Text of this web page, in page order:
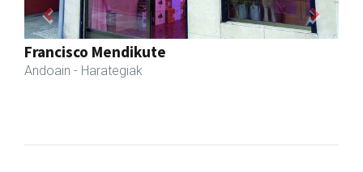
Kulunka aeroyoga zentroa
Andoain - Aeroyoga
Previous Next